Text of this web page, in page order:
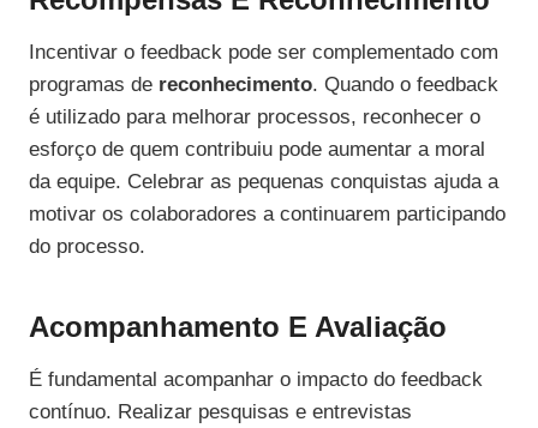
Incentivar o feedback pode ser complementado com
programas de reconhecimento. Quando o feedback
é utilizado para melhorar processos, reconhecer o
esforço de quem contribuiu pode aumentar a moral
da equipe. Celebrar as pequenas conquistas ajuda a
motivar os colaboradores a continuarem participando
do processo.
Acompanhamento E Avaliação
É fundamental acompanhar o impacto do feedback
contínuo. Realizar pesquisas e entrevistas